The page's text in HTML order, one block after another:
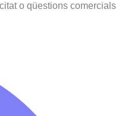
o qüestions comercials